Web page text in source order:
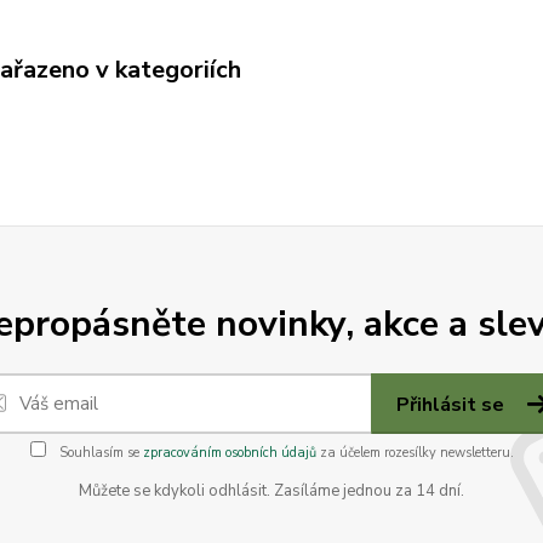
v kategoriích
novinky, akce a
Přihlásit se
Souhlasím se zpracováním osobních údajůza účelem rozesílky newsletteru.
Můžete se kdykoli odhlásit. Zasíláme jednou za 14 dní.